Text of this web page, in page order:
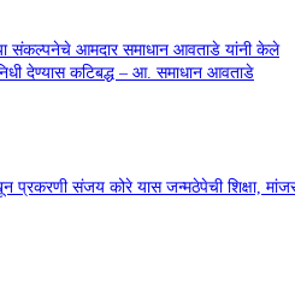
संकल्पनेचे आमदार समाधान आवताडे यांनी केले
देण्यास कटिबद्ध – आ. समाधान आवताडे
प्रकरणी संजय कोरे यास जन्मठेपेची शिक्षा,